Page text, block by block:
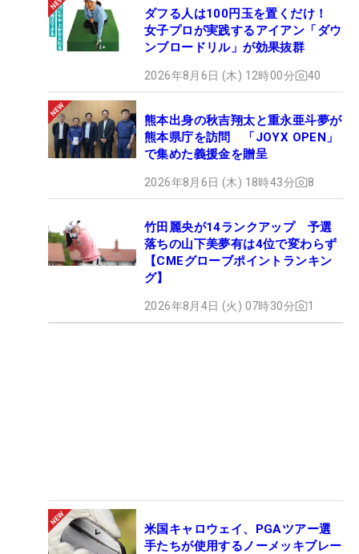
ダフる人は100円玉を置くだけ！
女子プロが実践するアイアン「ダウ
ンブロードリル」が効果抜群
2026年8月6日 (木) 12時00分 40
熊本出身の秋吉翔太と重永亜斗夢が
熊本県庁を訪問 「JOYX OPEN」
で集めた義援金を贈呈
2026年8月6日 (木) 18時43分 8
竹田麗央が14ランクアップ 予選
落ちの山下美夢有は4位で変わらず
【CMEグローブポイントランキン
グ】
2026年8月4日 (火) 07時30分 1
米国キャロウェイ、PGAツアー選
手たちが使用するノーメッキブレー